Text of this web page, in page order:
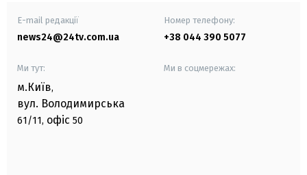
E-mail редакції
news24@24tv.com.ua
Номер телефону:
+38 044 390 5077
Ми тут:
м.Київ,
вул. Володимирська
61/11, офіс 50
Ми в соцмережах: